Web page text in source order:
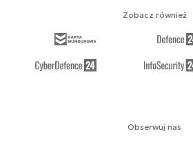
Obserwuj nas
Zobacz również